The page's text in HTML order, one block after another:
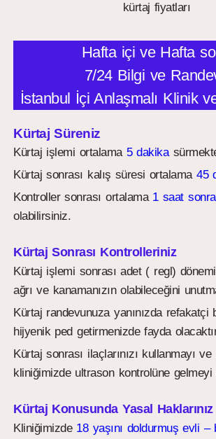
kürtaj fiyatları
Hafta içi ve Hafta
7/24 Bilgi ve
İstanbul İçi Anlaşmalı Klinik
Kürtaj Süreniz
Kürtaj işlemi ortalama 5 dakika
Kürtaj sonrası kalış süresi ortalama45
Kontroller sonrası ortalama 1 saat
olabilirsiniz.
Kürtaj Sonrası Kontrolleriniz
Kürtaj işlemi sonrası adet ( regl)
ağrı ve kanamanızın olabileceğini
Kürtaj randevunuza yanınızda refakatçi
hijyenik ped getirmenizde fayda
Kürtaj sonrası ilaçlarınızı kullanmayı
kliniğimizde ultrason kontrolüne gelmeyi
Kürtaj Konusunda Yasal Haklarınız
Kliniğimizde18 yaşını doldurmuş evli –